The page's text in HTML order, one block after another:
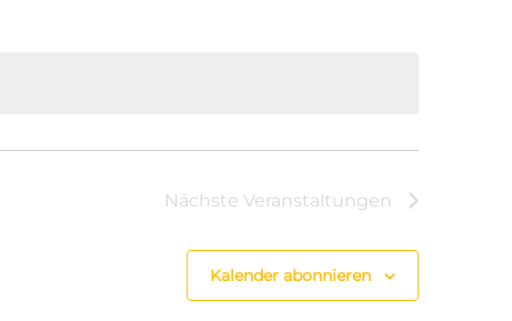
Nächste Veranstaltungen
Kalender abonnieren